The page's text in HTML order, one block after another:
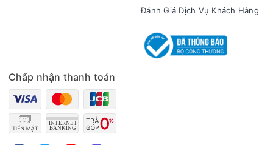
Đánh Giá Dịch Vụ Khách Hàng
Chấp nhận thanh toán